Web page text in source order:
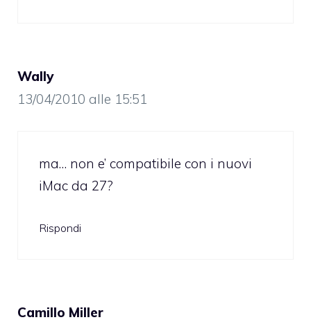
Wally
13/04/2010 alle 15:51
ma… non e’ compatibile con i nuovi
iMac da 27?
Rispondi
Camillo Miller